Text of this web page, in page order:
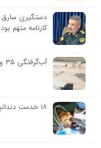
کارنامه متهم بود
آب‌گرفتگی ۳۵ واحد مسکونی و ۱۲ خانوار عشایری در پلدختر
۱۸ خدمت دندانپزشکی تحت پوشش بیمه‌های پایه است